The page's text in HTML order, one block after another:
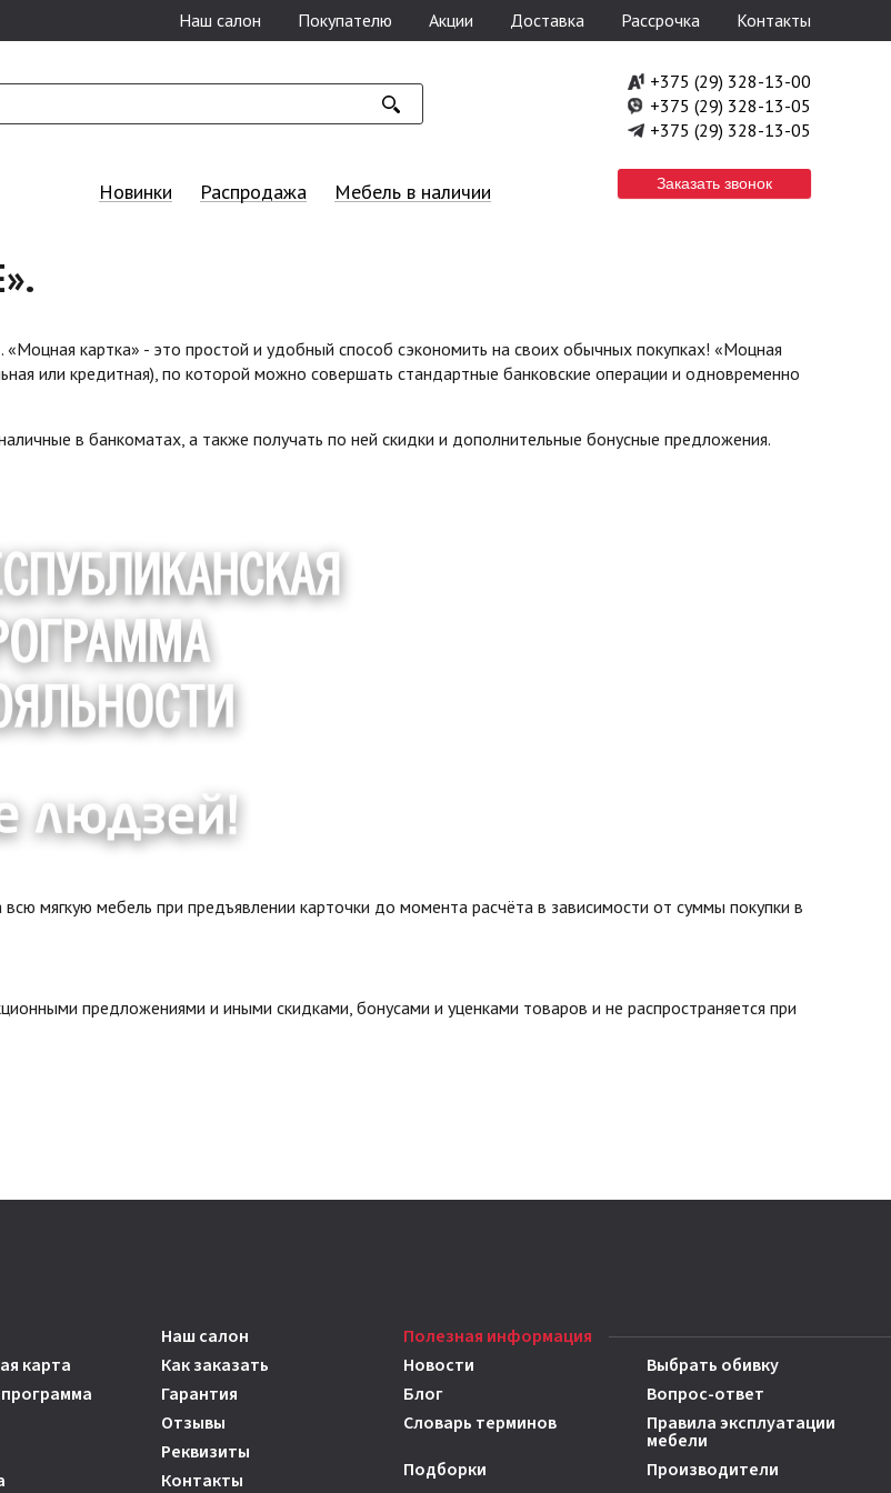
Наш салон Покупателю Акции Доставка Рассрочка Контакты
+375 (29) 328-13-00
+375 (29) 328-13-05
+375 (29) 328-13-05
Заказать звонок
Новинки Распродажа Мебель в наличии
картка» - это простой и удобный способ сэкономить на своих обычных покупках! «Моцная
или кредитная), по которой можно совершать стандартные банковские операции и одновременно
в банкоматах, а также получать по ней скидки и дополнительные бонусные предложения.
мягкую мебель при предъявлении карточки до момента расчёта в зависимости от суммы покупки в
предложениями и иными скидками, бонусами и уценками товаров и не распространяется при
Наш салон
карта
Как заказать
Гарантия
Отзывы
Реквизиты
Контакты
Полезная информация
Новости
Выбрать обивку
Блог
Вопрос-ответ
Словарь терминов
Правила эксплуатации
мебели
Подборки
Производители